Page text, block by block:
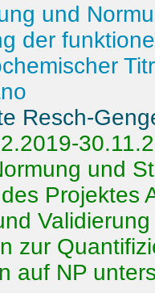
und
der
Resch-
und
Projektes
zur
auf NP